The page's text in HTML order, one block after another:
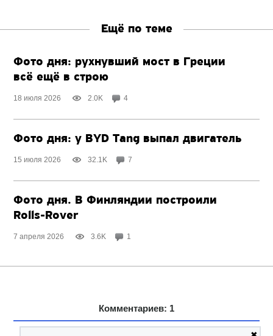
Ещё по теме
Фото дня: рухнувший мост в Греции
всё ещё в строю
18 июля 2026 2.0K 4
Фото дня: у BYD Tang выпал двигатель
15 июля 2026 32.1K 7
Фото дня. В Финляндии построили
Rolls-Rover
7 апреля 2026 3.6K 1
Комментариев: 1